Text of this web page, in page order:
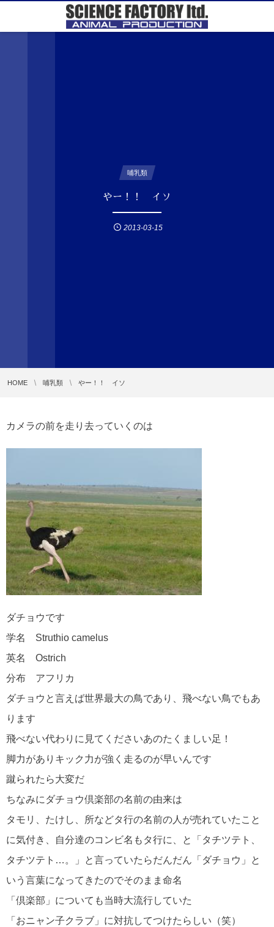
哺乳類
やー！！ イソ
2013-03-15
HOME 哺乳類 やー！！ イソ
カメラの前を走り去っていくのは
ダチョウです
学名 Struthio camelus
英名 Ostrich
分布 アフリカ
ダチョウと言えば世界最大の鳥であり、飛べない鳥でもあ
ります
飛べない代わりに見てくださいあのたくましい足！
脚力がありキック力が強く走るのが早いんです
蹴られたら大変だ
ちなみにダチョウ倶楽部の名前の由来は
タモリ、たけし、所などタ行の名前の人が売れていたこと
に気付き、自分達のコンビ名もタ行に、と「タチツテト、
タチツテト…。」と言っていたらだんだん「ダチョウ」と
いう言葉になってきたのでそのまま命名
「倶楽部」についても当時大流行していた
「おニャン子クラブ」に対抗してつけたらしい（笑）